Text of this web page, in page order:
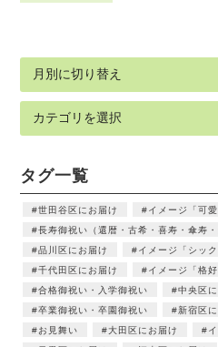
タグ一覧
世田谷区にお届け
イメージ「可愛
長寿御祝い（還暦・古希・喜寿・傘寿・
品川区にお届け
イメージ「シック
千代田区にお届け
イメージ「格好
合格御祝い・入学御祝い
中央区
卒業御祝い・卒園御祝い
新宿区
お見舞い
大田区にお届け